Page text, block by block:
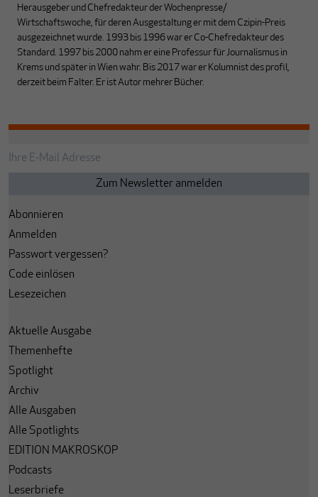
Herausgeber und Chefredakteur der Wochenpresse/
Wirtschaftswoche, für deren Ausgestaltung er mit dem Czipin-Preis
ausgezeichnet wurde. 1993 bis 1996 war er Co-Chefredakteur des
Standard. 1997 bis 2000 nahm er eine Professur für Journalismus in
Krems und später in Wien wahr. Bis 2017 war er Kolumnist des profil,
derzeit beim Falter. Er ist Autor mehrer Bücher.
Abonnieren
Anmelden
Passwort vergessen?
Code einlösen
Lesezeichen
Aktuelle Ausgabe
Themenhefte
Spotlight
Archiv
Alle Ausgaben
Alle Spotlights
EDITION MAKROSKOP
Podcasts
Leserbriefe